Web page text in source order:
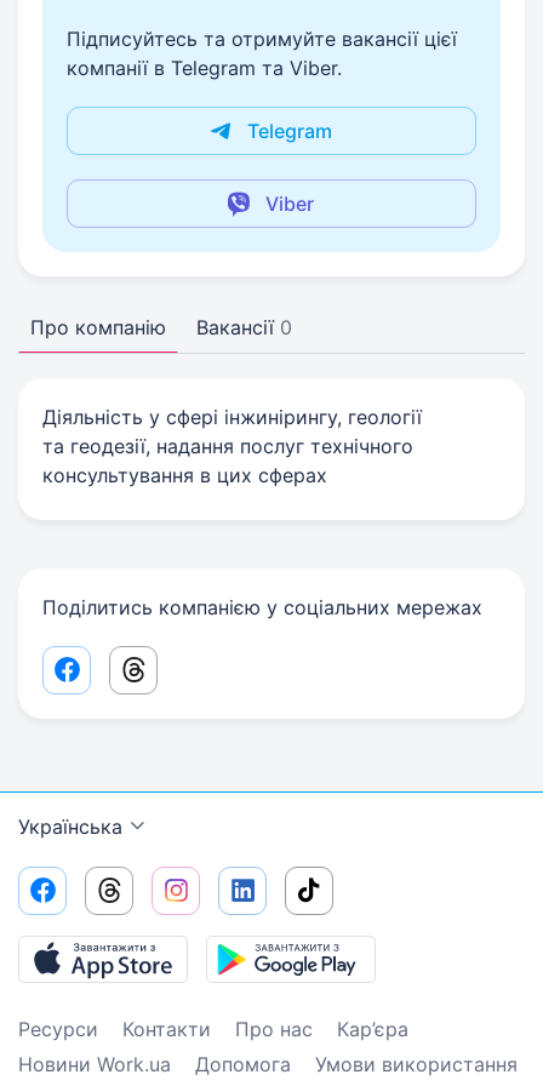
Підписуйтесь та отримуйте вакансії цієї
компанії в Telegram та Viber.
Telegram
Viber
Про компанію Вакансії 0
Діяльність у сфері інжинірингу, геології
та геодезії, надання послуг технічного
консультування в цих сферах
Поділитись компанією у соціальних мережах
Facebook share link
Threads share link
Українська
Ресурси Контакти Про нас
Кар’єра
Новини Work.ua
Допомога Умови використання